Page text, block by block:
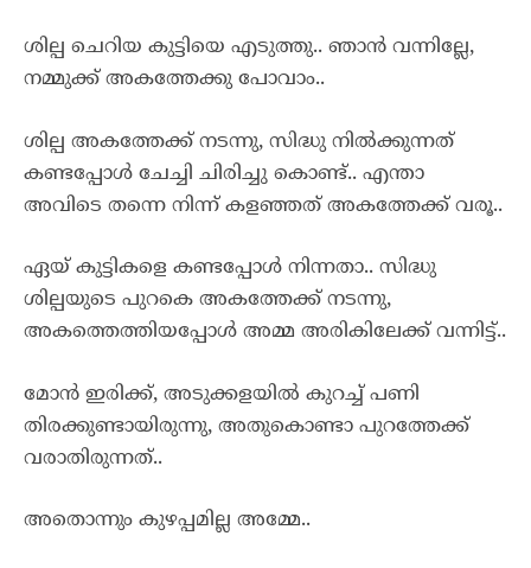
ശില്പ ചെറിയ കുട്ടിയെ എടുത്തു.. ഞാൻ വന്നില്ലേ,
നമ്മുക്ക് അകത്തേക്കു പോവാം..
ശില്പ അകത്തേക്ക് നടന്നു, സിദ്ധു നിൽക്കുന്നത്
കണ്ടപ്പോൾ ചേച്ചി ചിരിച്ചു കൊണ്ട്.. എന്താ
അവിടെ തന്നെ നിന്ന് കളഞ്ഞത് അകത്തേക്ക് വരൂ..
ഏയ്‌ കുട്ടികളെ കണ്ടപ്പോൾ നിന്നതാ.. സിദ്ധു
ശില്പയുടെ പുറകെ അകത്തേക്ക് നടന്നു,
അകത്തെത്തിയപ്പോൾ അമ്മ അരികിലേക്ക് വന്നിട്ട്..
മോൻ ഇരിക്ക്, അടുക്കളയിൽ കുറച്ച് പണി
തിരക്കുണ്ടായിരുന്നു, അതുകൊണ്ടാ പുറത്തേക്ക്
വരാതിരുന്നത്..
അതൊന്നും കുഴപ്പമില്ല അമ്മേ..